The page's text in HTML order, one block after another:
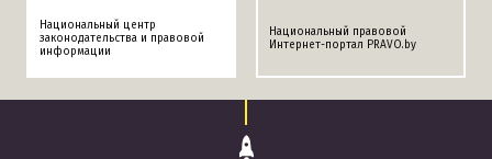
Национальный центр
законодательства и правовой
информации
Национальный правовой
Интернет-портал PRAVO.by